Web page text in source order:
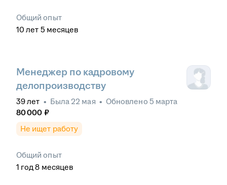
Общий опыт
10 лет 5 месяцев
Менеджер по кадровому
делопроизводству
39лет • Была 22 мая • Обновлено 5 марта
80 000 ₽
Не ищет работу
Общий опыт
1 год 8 месяцев